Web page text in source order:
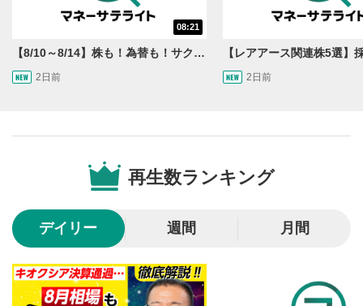
動画再生エリア
動画再生エリアをクリックすると、動画を再生または
一時停止します。
2
再生/一時停止
動画を再生または一時停止します。
10秒戻し/10秒送り
10秒、動画を巻き戻し/早送りします。
シークバー
再生位置を示しています。再生したい位置をクリック
するとその位置から動画が再生されます。
08:21
【8/10～8/14】株も！為替も！サクッと！来週のマーケット見通し＜Next View＞
2日前 2日前
再生数ランキング
デイリー 週間 月間